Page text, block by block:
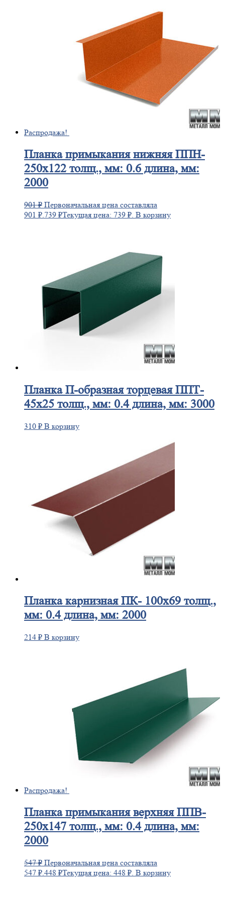
Распродажа!
Планкапримыкания нижняя ППН-
250х122 толщ., мм: 0.6 длина, мм:
2000
901₽ Первоначальная цена составляла
901 ₽. 739 ₽Текущая цена: 739 ₽. В корзину
ПланкаП-образная торцевая ППТ-
45х25 толщ., мм: 0.4 длина, мм: 3000
310 ₽ В корзину
Планкакарнизная ПК- 100х69 толщ.,
мм: 0.4 длина, мм: 2000
214 ₽ В корзину
Распродажа!
Планкапримыкания верхняя ППВ-
250х147 толщ., мм: 0.4 длина, мм:
2000
547₽ Первоначальная цена составляла
547 ₽.448 ₽Текущая цена: 448 ₽. В корзину